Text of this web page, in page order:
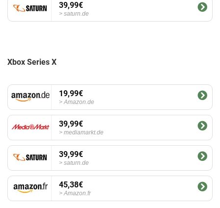
39,99€
saturn.de
Xbox Series X
19,99€
Amazon.de
39,99€
mediamarkt.de
39,99€
saturn.de
45,38€
Amazon.fr